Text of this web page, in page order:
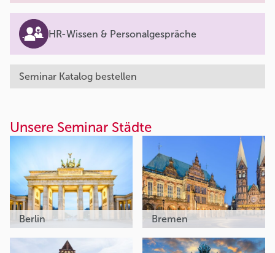
HR-Wissen & Personalgespräche
Seminar Katalog bestellen
Unsere Seminar Städte
Berlin Bremen